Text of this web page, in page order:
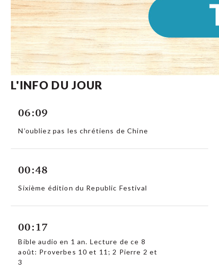
L'INFO DU JOUR
06:09
N’oubliez pas les chrétiens de Chine
00:48
Sixième édition du Republic Festival
00:17
Bible audio en 1 an. Lecture de ce 8
août: Proverbes 10 et 11; 2 Pierre 2 et
3